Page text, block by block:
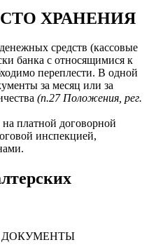
ХРАНЕНИЯ
средств (кассовые
банка с относящимися к
переплести. В одной
за месяц или за
(п.27 Положения, рег.
платной договорной
инспекцией,
ДОКУМЕНТЫ